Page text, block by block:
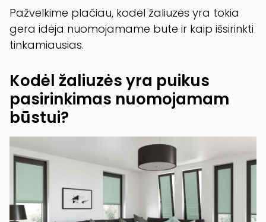
Pažvelkime plačiau, kodėl žaliuzės yra tokia
gera idėja nuomojamame bute ir kaip išsirinkti
tinkamiausias.
Kodėl žaliuzės yra puikus
pasirinkimas nuomojamam
būstui?